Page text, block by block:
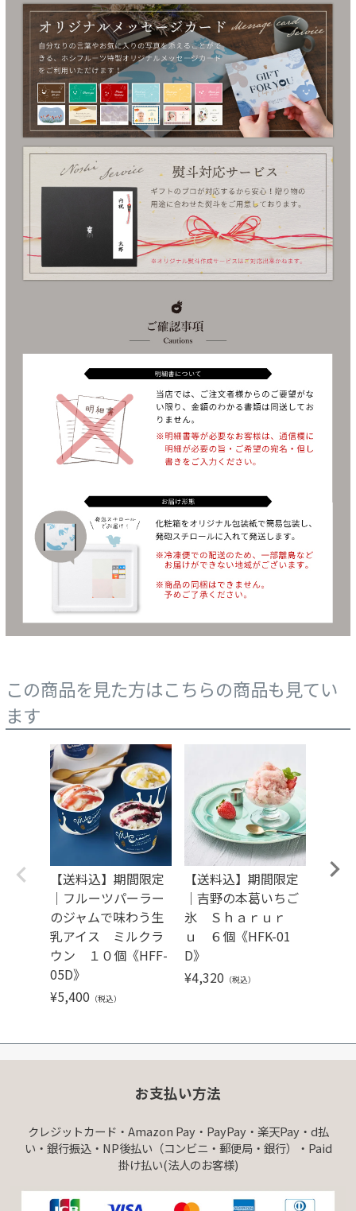
この商品を見た方はこちらの商品も見てい
ます
【送料込】期間限定
｜フルーツパーラー
のジャムで味わう生
乳アイス ミルクラ
ウン １０個《HFF-
05D》
¥5,400 （税込）
【送料込】期間限定
｜吉野の本葛いちご
氷 Ｓｈａｒｕｒ
ｕ ６個《HFK-01
D》
¥4,320 （税込）
【送
お支払い方法
クレジットカード・Amazon Pay・PayPay・楽天Pay・d払
い・銀行振込・NP後払い（コンビニ・郵便局・銀行）・Paid
掛け払い(法人のお客様)